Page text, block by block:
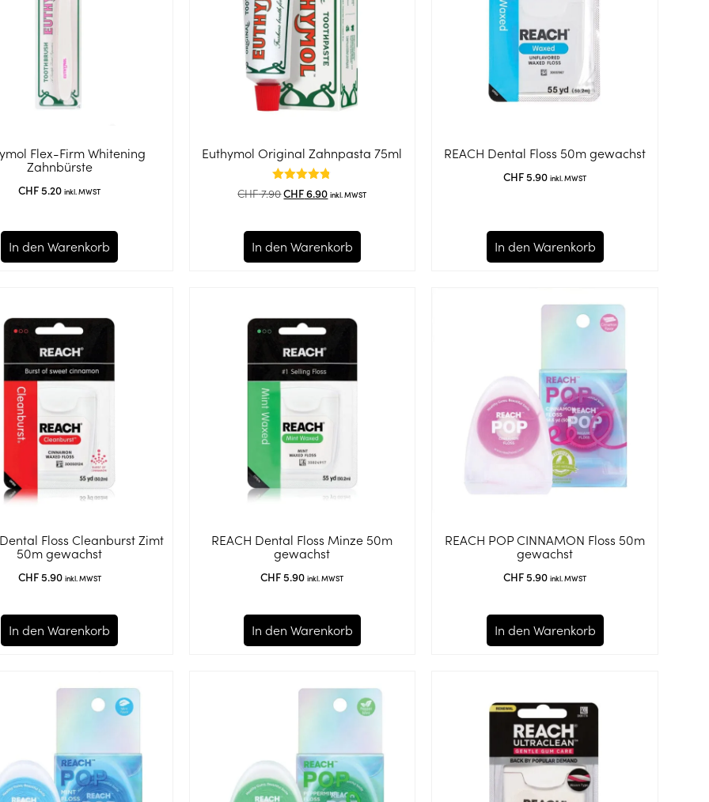
Flex-Firm Whitening
Zahnbürste
CHF5.20 inkl. MWST
In den Warenkorb
Euthymol Original Zahnpasta 75ml
Bewertet
mit
CHF7.90CHF6.90 inkl. MWST
In den Warenkorb
REACH Dental Floss 50m gewachst
CHF5.90 inkl. MWST
In den Warenkorb
Floss Cleanburst Zimt
50m gewachst
CHF5.90 inkl. MWST
In den Warenkorb
REACH Dental Floss Minze 50m
gewachst
CHF5.90 inkl. MWST
In den Warenkorb
REACH POP CINNAMON Floss 50m
gewachst
CHF5.90 inkl. MWST
In den Warenkorb